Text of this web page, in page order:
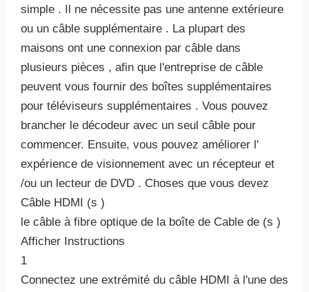
simple . Il ne nécessite pas une antenne extérieure
ou un câble supplémentaire . La plupart des
maisons ont une connexion par câble dans
plusieurs pièces , afin que l'entreprise de câble
peuvent vous fournir des boîtes supplémentaires
pour téléviseurs supplémentaires . Vous pouvez
brancher le décodeur avec un seul câble pour
commencer. Ensuite, vous pouvez améliorer l'
expérience de visionnement avec un récepteur et
/ou un lecteur de DVD . Choses que vous devez
Câble HDMI (s )
le câble à fibre optique de la boîte de Cable de (s )
Afficher Instructions
1
Connectez une extrémité du câble HDMI à l'une des